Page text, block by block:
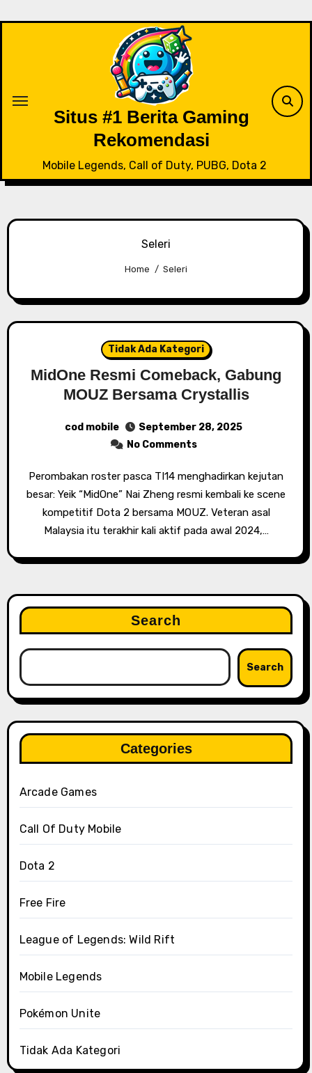
Situs #1 Berita Gaming
Rekomendasi
Mobile Legends, Call of Duty, PUBG, Dota 2
Seleri
Home Seleri
Tidak Ada Kategori
MidOne Resmi Comeback, Gabung
MOUZ Bersama Crystallis
cod mobile
September 28, 2025
No Comments
Perombakan roster pasca TI14 menghadirkan kejutan
besar: Yeik “MidOne” Nai Zheng resmi kembali ke scene
kompetitif Dota 2 bersama MOUZ. Veteran asal
Malaysia itu terakhir kali aktif pada awal 2024,…
Search
Search
Categories
Arcade Games
Call Of Duty Mobile
Dota 2
Free Fire
League of Legends: Wild Rift
Mobile Legends
Pokémon Unite
Tidak Ada Kategori